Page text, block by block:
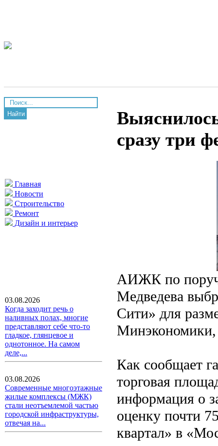
Найти
Главная
Новости
Строительство
Ремонт
Дизайн и интерьер
03.08.2026
Когда заходит речь о
наливных полах, многие
представляют себе что-то
гладкое, глянцевое и
однотонное. На самом
деле,...
03.08.2026
Современные многоэтажные
жилые комплексы (МЖК)
стали неотъемлемой частью
городской инфраструктуры,
отвечая на...
сразу три
АИЖК по
Медведева
Сити» для
Как сообщает
торговая
информация о
оценку почти
квартал» в